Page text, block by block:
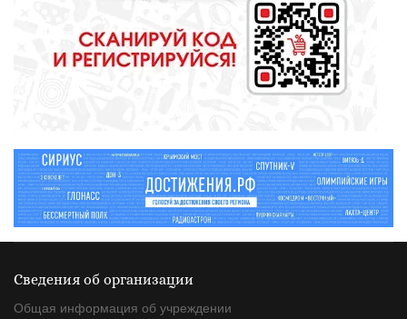
полицейского
Сведения об организации
Общая информация об учреждении